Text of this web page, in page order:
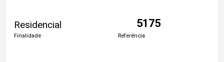
Residencial
Finalidade
5175
Referência